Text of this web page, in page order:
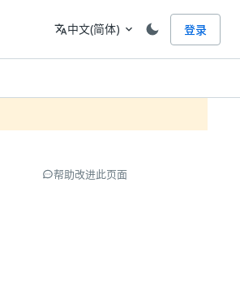
语言
translate中文(简体) expand_more 登录
帮助改进此页面